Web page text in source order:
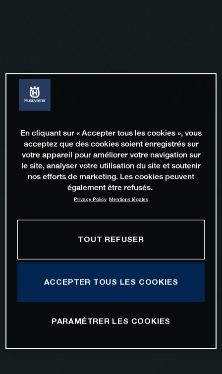
En cliquant sur « Accepter tous les cookies », vous
acceptez que des cookies soient enregistrés sur
votre appareil pour améliorer votre navigation sur
le site, analyser votre utilisation du site et soutenir
nos efforts de marketing. Les cookies peuvent
également être refusés.
Privacy Policy Mentions légales
TOUT REFUSER
ACCEPTER TOUS LES COOKIES
PARAMÉTRER LES COOKIES